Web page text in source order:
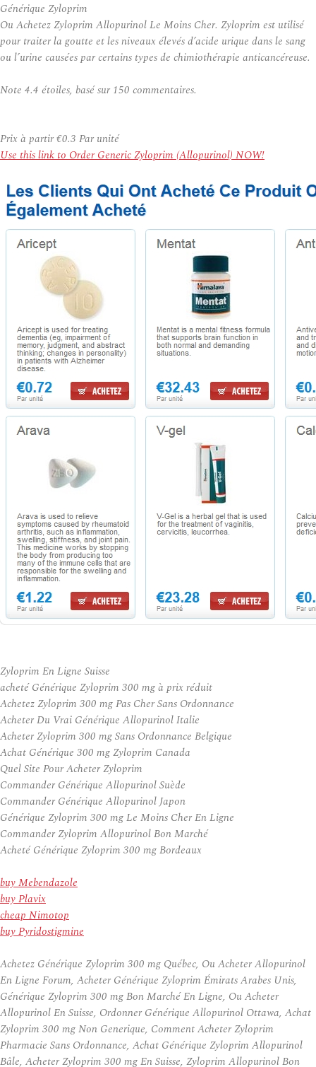
Générique Zyloprim
Ou Achetez Zyloprim Allopurinol Le Moins Cher. Zyloprim est utilisé
pour traiter la goutte et les niveaux élevés d’acide urique dans le sang
ou l’urine causées par certains types de chimiothérapie anticancéreuse.
Note 4.4 étoiles, basé sur 150 commentaires.
Prix à partir€0.3 Par unité
Use this link to Order Generic Zyloprim (Allopurinol) NOW!
Zyloprim En Ligne Suisse
acheté Générique Zyloprim 300 mg à prix réduit
Achetez Zyloprim 300 mg Pas Cher Sans Ordonnance
Acheter Du Vrai Générique Allopurinol Italie
Acheter Zyloprim 300 mg Sans Ordonnance Belgique
Achat Générique 300 mg Zyloprim Canada
Quel Site Pour Acheter Zyloprim
Commander Générique Allopurinol Suède
Commander Générique Allopurinol Japon
Générique Zyloprim 300 mg Le Moins Cher En Ligne
Commander Zyloprim Allopurinol Bon Marché
Acheté Générique Zyloprim 300 mg Bordeaux
buy Mebendazole
buy Plavix
cheap Nimotop
buy Pyridostigmine
Achetez Générique Zyloprim 300 mg Québec, Ou Acheter Allopurinol
En Ligne Forum, Acheter Générique Zyloprim Émirats Arabes Unis,
Générique Zyloprim 300 mg Bon Marché En Ligne, Ou Acheter
Allopurinol En Suisse, Ordonner Générique Allopurinol Ottawa, Achat
Zyloprim 300 mg Non Generique, Comment Acheter Zyloprim
Pharmacie Sans Ordonnance, Achat Générique Zyloprim Allopurinol
Bâle, Acheter Zyloprim 300 mg En Suisse, Zyloprim Allopurinol Bon